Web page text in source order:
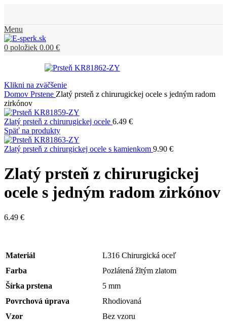
Menu
0 položiek 0.00 €
Klikni na zväčšenie
Domov Prstene Zlatý prsteň z chirurugickej ocele s jedným radom
zirkónov
Zlatý prsteň z chirurugickej ocele 6.49 €
Späť na produkty
Zlatý prsteň z chirurgickej ocele s kamienkom 9.90 €
Zlatý prsteň z chirurugickej
ocele s jedným radom zirkónov
6.49 €
Materiál
L316 Chirurgická oceľ
Farba
Pozlátená žltým zlatom
Šírka prstena
5 mm
Povrchová úprava
Rhodiovaná
Vzor
Bez vzoru